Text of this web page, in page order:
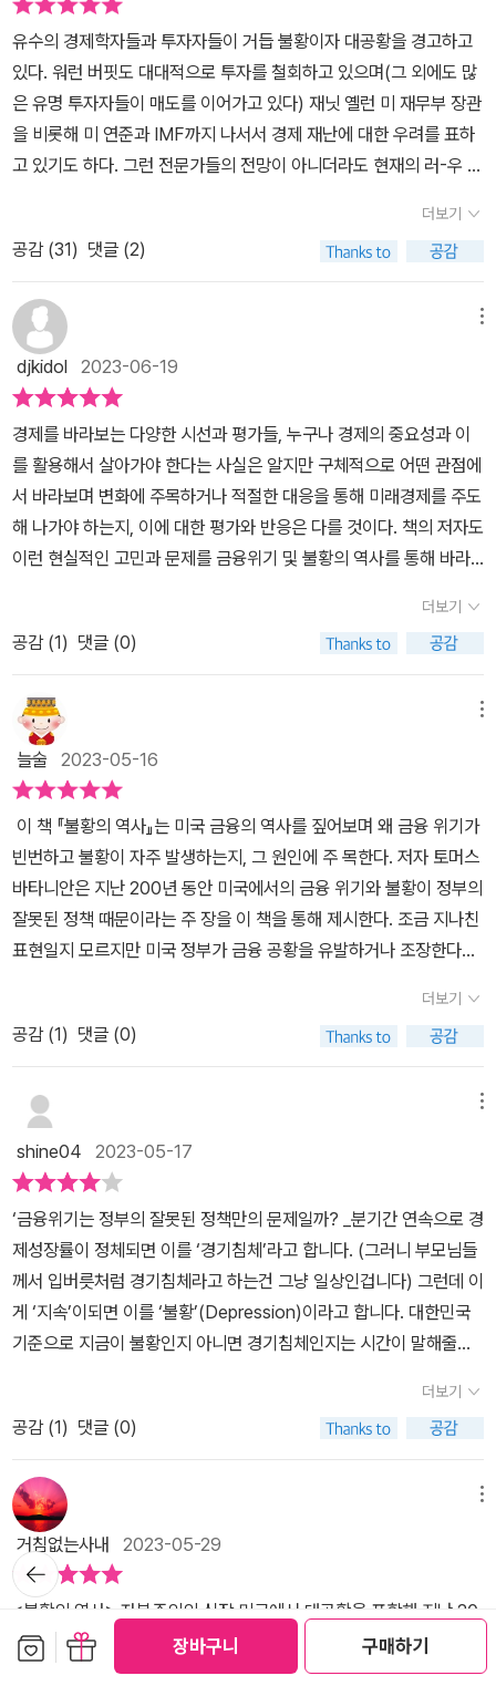
장바구니 구매하기
유수의 경제학자들과 투자자들이 거듭 불황이자 대공황을 경고하고
있다. 워런 버핏도 대대적으로 투자를 철회하고 있으며(그 외에도 많
은 유명 투자자들이 매도를 이어가고 있다) 재닛 옐런 미 재무부 장관
을 비롯해 미 연준과 IMF까지 나서서 경제 재난에 대한 우려를 표하
고 있기도 하다. 그런 전문가들의 전망이 아니더라도 현재의 러-우 전
달러의 동요, 원자재(공급망) 문제, 미국 금융의 불안정성 등 세계적
경제 재난의 우려는 그 어느 때보다도 높아졌다. 경제와 금융과는 거
리가 먼 나 같은 사람도 이 시절의 불안이 경제라는 면에서도 깊다는
걸 알기에, 조금이라도 덜 동요하고 안정을 취하기 위해 한 사람으로
서 노력해 가질 수 있는 최대한의 위안은 경제 지식이 아닐까 하는 생
각을 하게 되었다. 당랑거철이라고는 해도 사람이 시절 앞에 무력해
질 때 위안 삼을 힘 같은 것은 필요하다고 생각한다. 그리고 한낱 소시
민이 가질 최대한의 위안은 경제 지식이 아닐까 싶다. 그런 생각에 미
국의 200년간의 불황사를 짚어주며 해설과 대안을 담론하는 본서가
눈에 띄었고, 이 시절 가장 빛을 발할 책 중 하나가 아닐까 하는 생각
에 손을 내밀었다. 미국 각 행정부에서의 전적을 보여주는 저자의 약
력이 더욱 그가 역대 불황에 대해 지적하는 것만이 아니라 나름의 대
안을 제시해 주리라 기대하게 했다. 다만 저자의 약력을 보며 그가 미
국 각 정부마다 경제 관련 소임을 다했기는 하지만 근본적으로 법조
향에 대해 편중될 우려도 있겠구나 우려를 하게 됐다. 독서를 하며 역
시 공적 관점을 필요로 하는 경우에도 개인의 관점은 자신의 맡은 바
에 따라 편향이 있을 수 있다는 감상이 들었다. 우선 저작의 전체 성
격은 위기 유발 요인과 전개 과정 그리고 이후의 해석과 대안을 담은
형식으로 전개된다. 목차를 보면 알겠지만 저자는 각 시절의 불황사
를 보여주는 장을 시작하기 이전에 위기 요인과 자신의 식견으로 보
는 대안부터 먼저 제시하고 있다. 그리고 다시 마지막 장에서 위기에
대한 해법을 제시하고 있다. 그의 식견과 주장의 핵심은 정부의 규제
가 느슨하거나 과도한 경우 불황을 유발할 수 있다는 것이 요지라고
반적이며 전문성이 요구된다는 것이다. 각 기업과 기관의 역할도 언
급하고 개인의 경제 금융 인식의 개선을 말하기도 하지만 저자가 중
시하는 것은 정부의 역할에 전문성이 보다 더 요구된다는 것이다. 다
만 그런 전제를 하고 들어서는 불황사들을 보며 역사적으로 불황에서
대통령들의 어리석음이나 부적절한 개입이 과연 그들의 개인 억지로
관철되었을까 하는 생각이 깊이 들었다. 그러한 과정을 통해 연준이
마련되었고 그러한 과정을 통해 기업과 금융의 역할이랄까 권한이 재
정립되어 갔던 것은 아닌가 하는 감상이 일었다. 모두가 알다시피 미
국은 기업 출신 장관들 연준 출신 장관들이 각 정부마다 이어지고 정
권이 끝나면 다시 기업이나 연준으로 돌아가는 구조이다. 연준 또한
정부 산하가 아니라 주주들의 소유임은 상식이기도 하다. 과연 이들
이 주주들의 이익과 시민의 이익이 충돌할 때 그리고 시민의 불안정
것인가 주주의 이익을 선택할 것인가 의문이 들 뿐이다. 미국 불황사
는 한 국가의 화폐생산권리를 일부 주주들이 장악해 나가는 과정과
그들의 권력이랄까 이익이 확장되어가는 구조로 이루어진 것은 아닌
가 하는 의혹을 이쯤에서 갖는다고 해도 무리만은 아닐 것이다. 그렇
다면 정부의 역할 제한이나 규제의 긴장과 이완에만 주목할 게 아니
라 초기득권층 다시 말해 주주들의 권리를 확장하는 과정이 시민들의
불안정을 요구하는 경우는 없는 것인가를 총체적으로 감찰하는 체제
가 갖춰져야 하는 것이 아닌가 하는 생각이 들었다. 저작은 전체적으
로 대중서라기에는 초반과 중반까지 상당히 건조한 문체를 유지한다.
더보기
공감 (31) 댓글 (2)
djkidol 2023-06-19
경제를 바라보는 다양한 시선과 평가들, 누구나 경제의 중요성과 이
를 활용해서 살아가야 한다는 사실은 알지만 구체적으로 어떤 관점에
서 바라보며 변화에 주목하거나 적절한 대응을 통해 미래경제를 주도
해 나가야 하는지, 이에 대한 평가와 반응은 다를 것이다. 책의 저자도
이런 현실적인 고민과 문제를 금융위기 및 불황의 역사를 통해 바라
가나 기업, 혹은 개인의 입장에서는 어떤 형태로 경제현상에 대해 이
해해야 하는지를 자세히 조언하고 있다.​<불황의 역사> 특히 우리 경
제의 경우 외부의 변수나 위험에 대한 영향력을 크게 받는다는 점에
서도 책에서 언급되는 내용이 현실적으로 와닿을 것이며, 투자 및 재
테크를 영위하는 분들이나 비즈니스 상황에서 더 나은 대응전략이나
성과달성 등을 바라는 분들에게도 불황과 금융위기를 통해 얻을 수
있는 교훈적 메시지가 많아서 해당 도서를 통해 많은 부분을 배워 볼
수 있을 것이다. 물론 저자의 주관적 요인이나 논리 등으로도 볼 수 있
지만 이 책의 경우 경제의 역사를 통해 그리고 불황과 위기가 주는 현
실성 등을 통해 현실적으로 배울 수 있어서 괜찮은 의미와 방향성 등
을 함께 만나볼 수 있는 책이다. 또한 국가의 개입이나 정치의 잘못된
판단, 이어지는 국제관계 및 정세 등을 통해서도 경제현상에 대한 예
측이 가능하다는 점과 기술의 발달로 인해 미래경제에는 어떤 형태의
질서나 패턴 등이 새로 등장할지에 대해서도 구체적으로 표현하고 있
공황사태로 인해 어떤 분야와 산업, 혹은 사람들이 직접적인 피해를
입을 수 있는지도 함께 표현하고 있어서 불황의 주는 부정적인 느낌
외에도, 이를 해결하거나 극복하기 위한 또 다른 차원에서의 접근도
중요하다고 표현하고 있는 책이다.​<불황의 역사> 우리의 입장에서는
미국의 변화나 그들의 경제가 중요할 것인데, 해당 도서의 경우에도
미국의 정치나 경제, 그리고 세계 패권을 이끌어 나가는 다양한 주체
나 지역권들의 경우 어떤 형태로 가까운 미래를 준비하며 현재의 상
황을 지켜보고 있는지도 책을 통해 접하며 판단해 보게 된다. 자본주
제학 가이드북으로 볼 수 있는 해당 도서를 통해 누구나 쉽게 배우며
이를 현실에서 혹은 실물 경제에서는 어떤 형태의 배움과 가치 판단
이 필요한지도 함께 접하며 활용해 보자. ​
더보기
공감 (1) 댓글 (0)
늘술 2023-05-16
이 책 『불황의 역사』는 미국 금융의 역사를 짚어보며 왜 금융 위기가
빈번하고 불황이 자주 발생하는지, 그 원인에 주 목한다. 저자 토머스
바타니안은 지난 200년 동안 미국에서의 금융 위기와 불황이 정부의
잘못된 정책 때문이라는 주 장을 이 책을 통해 제시한다. 조금 지나친
표현일지 모르지만 미국 정부가 금융 공황을 유발하거나 조장한다고
군사는 물론 정치 외교, 특히 경제 면에서도 무소불위의 권력을 갖고
있다. 이에 따라 미국의 금융 불황은 전 세계에 영향을 미치고 세계 경
제의 불황이 초래되면 극복하기가 더 힘들어지기 때문에 미국 금융
정책의 패러다임을 바꿔야 하고, 이를 위해 축적된 '기술'을 이용해야
충격적인 주장을 하는 이유는 분명하다. 1819년부터 2020년까지 미
국에서 수십차례의 금융 위기가 일어나 2만 개 이상의 은행이 파산하
는 동안 캐나다는 단 두 차례 일어났고 주요 은행도 파산하지 않았기
때문이다. 금융위기가 무작위로 발생하는 사건이라면 모든 국가가 동
일한 빈도로 위기를 겪어야 한다는 것이다. 미국보다 금융위기를 많
이 겪은 나라는 아르헨티나뿐이다.저자는 미국의 금융 위기를 증빙하
기 위해 대공황을 포함해 지난 200년 동안 미국에서 발생한 9개의
금융 공황을 분석, 정부의 감독과 개입이 어떻게 공황을 유발하는지,
이로 인한 극심한 경제적 고통을 줄이기 위해 어떻게 금융 체계를 바
프 행정부까지 금융 전문가로 활약하며 400편 이상의 논문을 발표
한 미국 최고의 금융 변호사이자 미국 금융의 살아있는 역사로 불리
고 있다. 이 책은 지난 200년간 일어난 굵직한 9개의 주요 금융 위
기가 정부의 어떤 판단 미스로 일어났는지 사건별로 상세히 분석한
다. 예를 들어, 1990년대 1,000개 넘는 은행이 파산한 S&L(저축대
부조합) 사건은 정부가 대출자를 지원하려는 선의의 정책에서 비롯됐
고, 2008년 금융위기 역시 파생상품의 위험성을 감지하지 못해 규제
더보기
공감 (1) 댓글 (0)
shine04 2023-05-17
‘금융위기는 정부의 잘못된 정책만의 문제일까? _분기간 연속으로 경
제성장률이 정체되면 이를 ‘경기침체’라고 합니다. (그러니 부모님들
께서 입버릇처럼 경기침체라고 하는건 그냥 일상인겁니다) 그런데 이
게 ‘지속’이되면 이를 ‘불황’(Depression)이라고 합니다. 대한민국
기준으로 지금이 불황인지 아니면 경기침체인지는 시간이 말해줄텐
이클처럼 발생했다는 것입니다. 이것의 증거는 대한민국 뿐만 아니라
전세계적인 경제강국인 미국역시 1900년대부터 현재의 이르기까지
9번의 불황이 있었다는 것에서 찾아볼 수 있습니다. 더욱 중요한건
불황의 사이클을 보는것도 중요하지만, 불황에 대한 대비를 어떻게
하냐가 더욱 중요하겠죠. <불황의 역사>가 그러한 해답을 줄 수 있을
지에 대한 호기심으로 책장을 열었습니다. 일단 본서를 읽는다면, 어
느정도 각오를 하셔야합니다. 첫째 장장 620페이지가 되는 방대한
양을 자랑하는데 이건 미국 불황의 첫번째부터 팬데믹이후까지 연대
기순으로 다루기 때문에 양이 늘어지는 건 어쩔방도가 없습니다. 둘
더보기
공감 (1) 댓글 (0)
거침없는사내 2023-05-29
<불황의 역사> 자본주의의 심장 미국에서 대공황을 포함해 지난 20
0년 동안 발생한 9개의 금융 공황을 분석, 정부의 감독과 개입이 오
히려 어떻게 공황을 유발하고 일반 서민들에게 극심한 경제적 고통을
뒤로가
기